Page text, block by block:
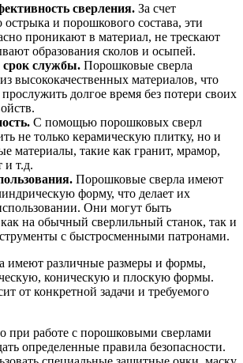
сверления. За счет
острыка и порошкового состава, эти
проникают в материал, не трескают
образования сколов и осыпей.
службы. Порошковые сверла
высококачественных материалов, что
долгое время без потери своих
С помощью порошковых сверл
не только керамическую плитку, но и
материалы, такие как гранит, мрамор,
и т.д.
Порошковые сверла имеют
форму, что делает их
Они могут быть
на обычный сверлильный станок, так и
с быстросменными патронами.
имеют различные размеры и формы,
коническую и плоскую формы.
от конкретной задачи и требуемого
при работе с порошковыми сверлами
определенные правила безопасности.